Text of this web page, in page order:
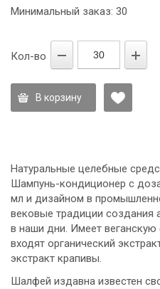
Минимальный заказ: 30
Кол-во
В корзину
Натуральные целебные
Шампунь-кондиционер с
мл и дизайном в
вековые традиции создания
в наши дни. Имеет
входят органический
экстракт крапивы.
Шалфей издавна известен